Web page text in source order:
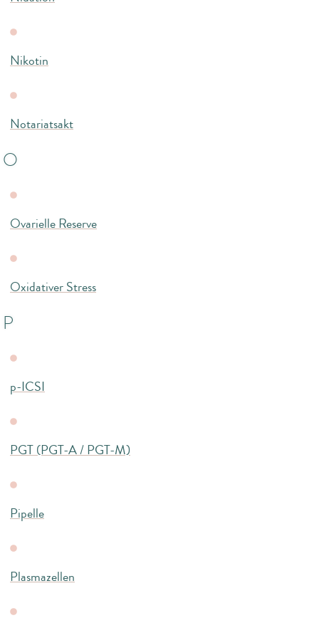
Nikotin
Notariatsakt
O
Ovarielle Reserve
Oxidativer Stress
P
p-ICSI
PGT (PGT-A / PGT-M)
Pipelle
Plasmazellen